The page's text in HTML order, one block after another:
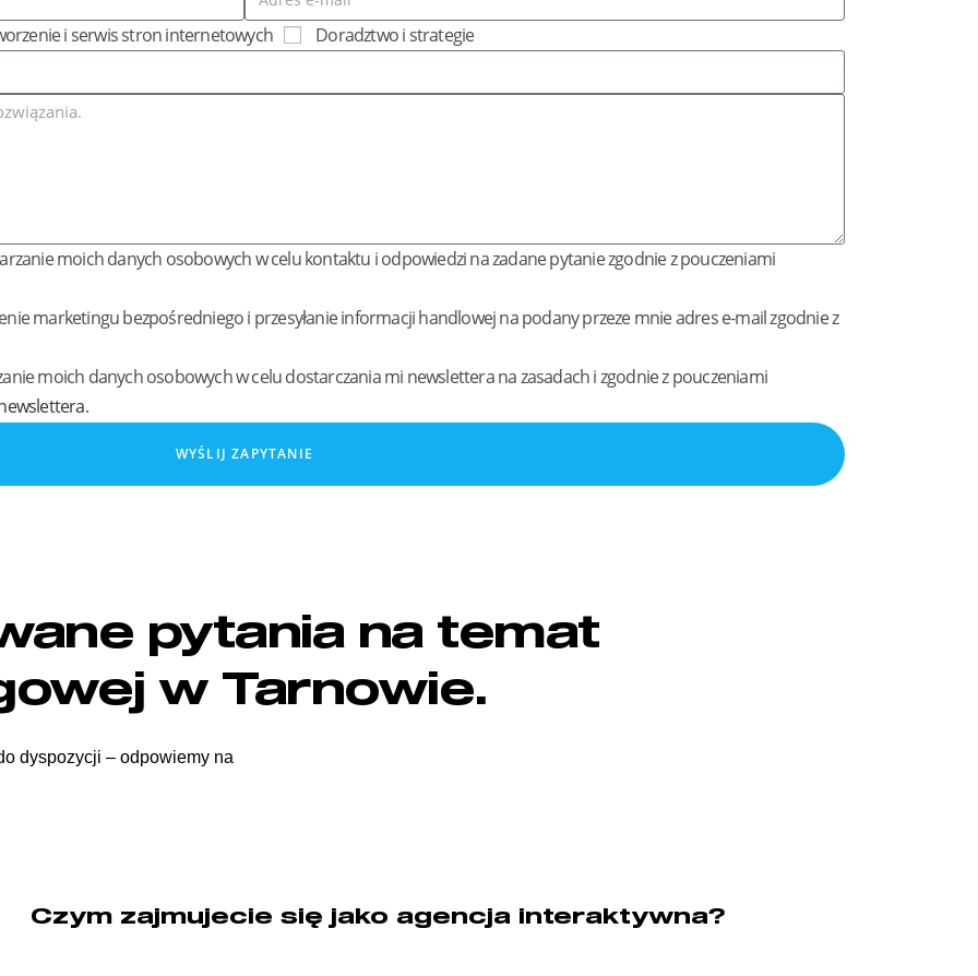
i serwis stron internetowych Doradztwo i strategie
moich danych osobowych w celu kontaktu i odpowiedzi na zadane pytanie zgodnie z pouczeniami
marketingu bezpośredniego i przesyłanie informacji handlowej na podany przeze mnie adres e-mail zgodnie z
moich danych osobowych w celu dostarczania mi newslettera na zasadach i zgodnie z pouczeniami
.
WYŚLIJ ZAPYTANIE
pytania na temat
w Tarnowie.
dyspozycji – odpowiemy na
Czym zajmujecie się jako agencja interaktywna?